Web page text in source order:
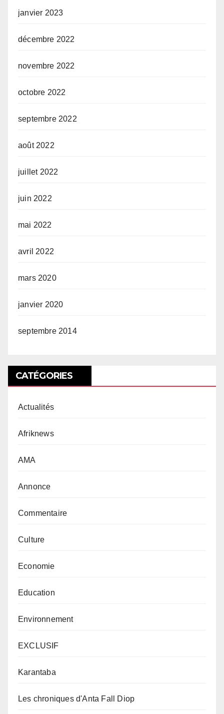
janvier 2023
décembre 2022
novembre 2022
octobre 2022
septembre 2022
août 2022
juillet 2022
juin 2022
mai 2022
avril 2022
mars 2020
janvier 2020
septembre 2014
CATÉGORIES
Actualités
Afriknews
AMA
Annonce
Commentaire
Culture
Economie
Education
Environnement
EXCLUSIF
Karantaba
Les chroniques d'Anta Fall Diop